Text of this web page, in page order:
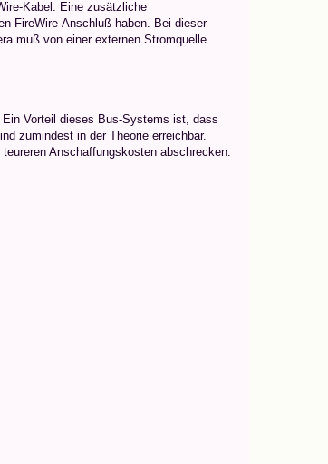
Kabel. Eine zusätzliche
FireWire-Anschluß haben. Bei dieser
muß von einer externen Stromquelle
Vorteil dieses Bus-Systems ist, dass
zumindest in der Theorie erreichbar.
Anschaffungskosten abschrecken.